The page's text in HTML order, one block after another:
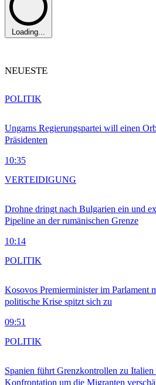
Loading...
NEUESTE
Ungarns Regierungspartei will einen
Präsidenten
10:35
POLITIK
Drohne dringt nach Bulgarien ein und
Pipeline an der rumänischen Grenze
10:14
VERTEIDIGUNG
Kosovos Premierminister im Parlament
politische Krise spitzt sich zu
09:51
POLITIK
Spanien führt Grenzkontrollen zu
Konfrontation um die Migranten
POLITIK